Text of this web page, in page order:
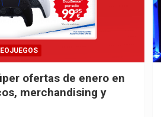
ofertas de enero en
merchandising y